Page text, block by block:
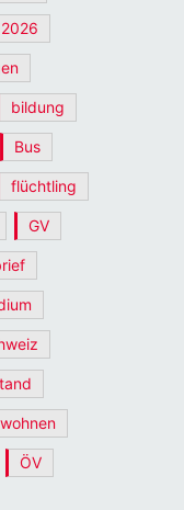
2026
bildung
Bus
flüchtling
GV
wohnen
ÖV